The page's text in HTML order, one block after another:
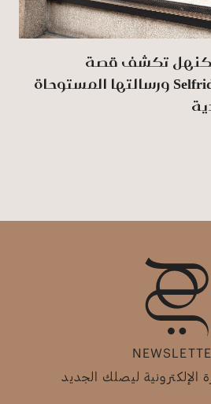
تكشف قصة
مجموعتها في Selfridges ورسالتها المستوحاة
ليصلك الجديد